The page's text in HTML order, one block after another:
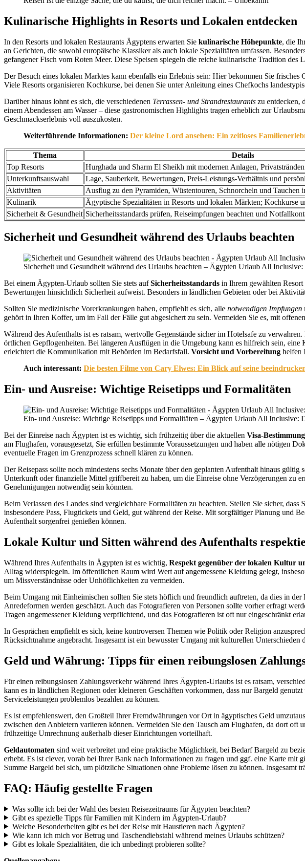
Kulinarische Highlights in Resorts und Lokalen entdecken
In den Resorts und lokalen Restaurants Ägyptens erwarten Sie kulinarische Höhepunkte, die
an Gerichten, die sowohl europäische Klassiker als auch lokale Spezialitäten umfassen.
gefangener Fisch vom Roten Meer. Diese Speisen spiegeln die reiche kulinarische Tradition des
Der Besuch eines lokalen Marktes kann ebenfalls ein Erlebnis sein: Hier bekommen Sie
Viele Resorts organisieren Kochkurse, bei denen Sie unter Anleitung eines Chefkochs
Darüber hinaus lohnt es sich, die verschiedenen Terrassen- und Strandrestaurants zu entdecken,
einem Abendessen am Wasser – diese gastronomischen Highlights tragen erheblich zur
Geschmackserlebnis voll auszukosten.
Weiterführende Informationen: Der kleine Lord ansehen: Ein zeitloses
Thema
Details
Top Resorts
Hurghada und Sharm El Sheikh mit modernen Anlagen,
Unterkunftsauswahl
Lage, Sauberkeit, Bewertungen, Preis-Leistungs-Verhältnis und
Aktivitäten
Ausflug zu den Pyramiden, Wüstentouren, Schnorcheln und Tauchen
Kulinarik
Ägyptische Spezialitäten in Resorts und lokalen Märkten; Kochkurse
Sicherheit & Gesundheit Sicherheitsstandards prüfen, Reiseimpfungen beachten und
Sicherheit und Gesundheit während des Urlaubs beachten
Sicherheit und Gesundheit während des Urlaubs beachten – Ägypten Urlaub All
Bei einem Ägypten-Urlaub sollten Sie stets aufSicherheitsstandards in Ihrem gewählten
Bewertungen hinsichtlich Sicherheit aufweist. Besonders in ländlichen Gebieten oder bei
Sollten Sie medizinische Vorerkrankungen haben, empfiehlt es sich, alle notwendigen Impfungen
gehört in Ihren Koffer, um im Fall der Fälle gut abgesichert zu sein. Vermeiden Sie es, mit
Während des Aufenthalts ist es ratsam, wertvolle Gegenstände sicher im Hotelsafe zu
örtlichen Gepflogenheiten. Bei längeren Ausflügen in die Umgebung kann es hilfreich sein,
erleichtert die Kommunikation mit Behörden im Bedarfsfall. Vorsicht und Vorbereitung helfen
Auch interessant: Die besten Filme von Cary Elwes: Ein Blick auf seine
Ein- und Ausreise: Wichtige Reisetipps und Formalitäten
Ein- und Ausreise: Wichtige Reisetipps und Formalitäten – Ägypten Urlaub All Inclusive:
Bei der Einreise nach Ägypten ist es wichtig, sich frühzeitig über die aktuellen Visa-
am Flughafen, vorausgesetzt, Sie erfüllen bestimmte Voraussetzungen und haben alle nötigen
eventuelle Fragen im Grenzprozess schnell klären zu können.
Der Reisepass sollte noch mindestens sechs Monate über den geplanten Aufenthalt hinaus
Unterkunft oder finanzielle Mittel griffbereit zu haben, um die Einreise ohne Verzögerungen zu
Genehmigungen notwendig sein könnten.
Beim Verlassen des Landes sind vergleichbare Formalitäten zu beachten. Stellen Sie sicher,
insbesondere Pass, Flugtickets und Geld, gut während der Reise. Mit sorgfältiger Planung und
Aufenthalt sorgenfrei genießen können.
Lokale Kultur und Sitten während des Aufenthalts
Während Ihres Aufenthalts in Ägypten ist es wichtig, Respekt gegenüber der lokalen Kultur
Alltag widerspiegeln. Im öffentlichen Raum wird Wert auf angemessene Kleidung gelegt,
um Missverständnisse oder Unhöflichkeiten zu vermeiden.
Beim Umgang mit Einheimischen sollten Sie stets höflich und freundlich auftreten, da dies in
Anredeformen werden geschätzt. Auch das Fotografieren von Personen sollte vorher erfragt
Tragen angemessener Kleidung verpflichtend, und das Fotografieren ist oft nur eingeschränkt
In Gesprächen empfiehlt es sich, keine kontroversen Themen wie Politik oder Religion
Rücksichtnahme angebracht. Insgesamt ist ein bewusster Umgang mit kulturellen
Geld und Währung: Tipps für einen reibungslosen
Für einen reibungslosen Zahlungsverkehr während Ihres Ägypten-Urlaubs ist es ratsam,
kann es in ländlichen Regionen oder kleineren Geschäften vorkommen, dass nur Bargeld
Serviceleistungen problemlos bezahlen zu können.
Es ist empfehlenswert, den Großteil Ihrer Fremdwährungen vor Ort in ägyptisches Geld
zwischen den Anbietern variieren können. Vermeiden Sie den Tausch am Flughafen, da dort
frühzeitige Umrechnung außerhalb dieser Einrichtungen vorteilhaft.
Geldautomaten sind weit verbreitet und eine praktische Möglichkeit, bei Bedarf Bargeld zu
erhebt. Es ist clever, vorab bei Ihrer Bank nach Informationen zu fragen und ggf. eine Karte mit
Summe Bargeld bei sich, um plötzliche Situationen ohne Probleme lösen zu können.
FAQ: Häufig gestellte Fragen
Was sollte ich bei der Wahl des besten Reisezeitraums für Ägypten beachten?
Gibt es spezielle Tipps für Familien mit Kindern im Ägypten-Urlaub?
Welche Besonderheiten gibt es bei der Reise mit Haustieren nach Ägypten?
Wie kann ich mich vor Betrug und Taschendiebstahl während meines Urlaubs schützen?
Gibt es lokale Spezialitäten, die ich unbedingt probieren sollte?